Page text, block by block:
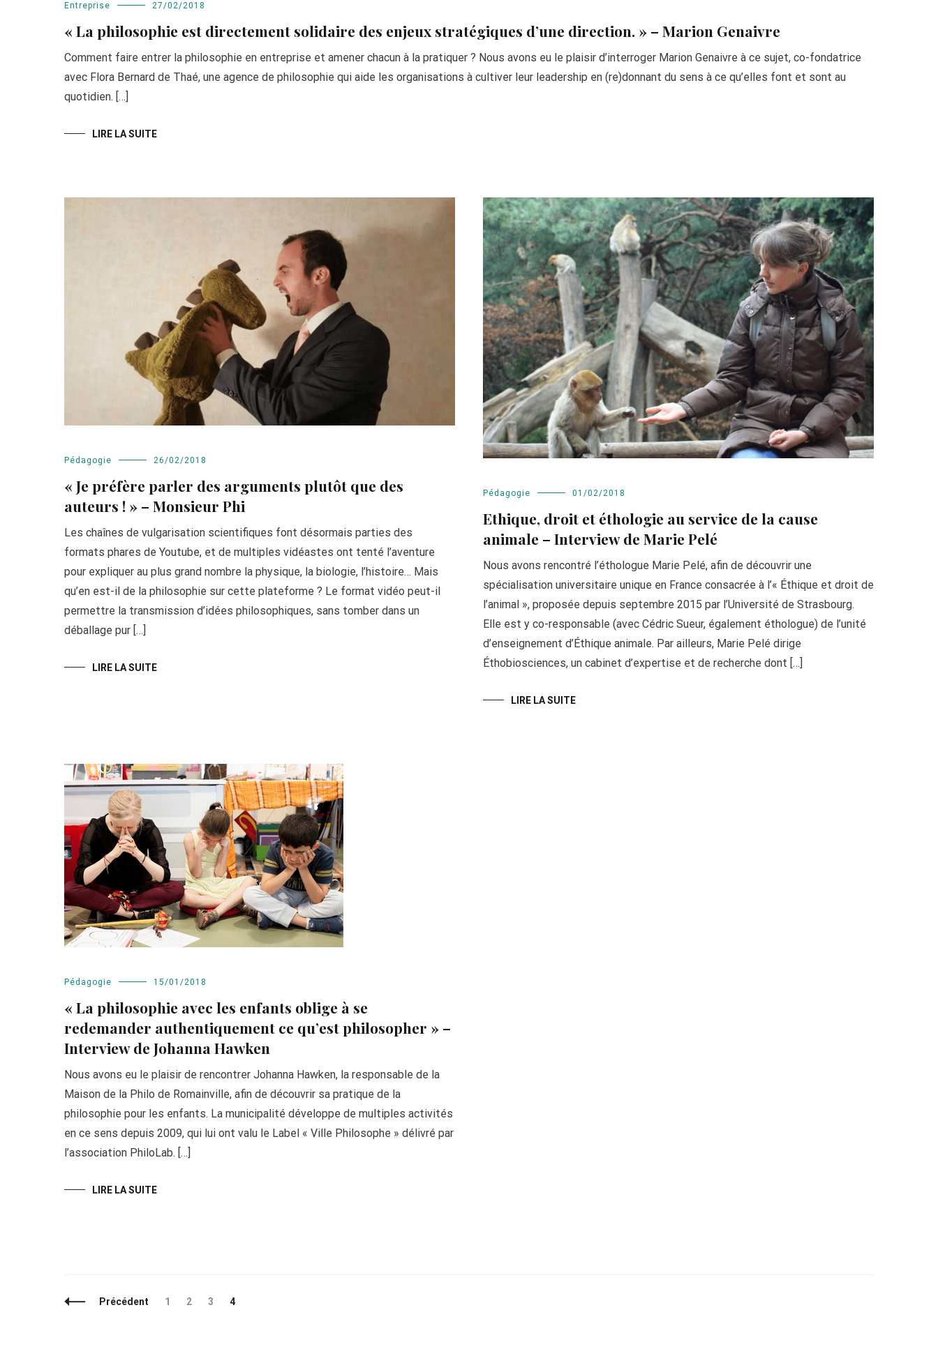
Entreprise 27/02/2018
« La philosophie est directement solidaire des enjeux stratégiques d’une direction. » – Marion Genaivre
Comment faire entrer la philosophie en entreprise et amener chacun à la pratiquer ? Nous avons eu le plaisir d’interroger Marion Genaivre à ce sujet, co-fondatrice
avec Flora Bernard de Thaé, une agence de philosophie qui aide les organisations à cultiver leur leadership en (re)donnant du sens à ce qu’elles font et sont au
quotidien. […]
LIRE LA SUITE
Pédagogie 26/02/2018
« Je préfère parler des arguments plutôt que des
auteurs ! » – Monsieur Phi
Les chaînes de vulgarisation scientifiques font désormais parties des
formats phares de Youtube, et de multiples vidéastes ont tenté l’aventure
pour expliquer au plus grand nombre la physique, la biologie, l’histoire… Mais
qu’en est-il de la philosophie sur cette plateforme ? Le format vidéo peut-il
permettre la transmission d’idées philosophiques, sans tomber dans un
déballage pur […]
LIRE LA SUITE
Pédagogie 01/02/2018
Ethique, droit et éthologie au service de la cause
animale – Interview de Marie Pelé
Nous avons rencontré l’éthologue Marie Pelé, afin de découvrir une
spécialisation universitaire unique en France consacrée à l’« Éthique et droit de
l’animal », proposée depuis septembre 2015 par l’Université de Strasbourg.
Elle est y co-responsable (avec Cédric Sueur, également éthologue) de l’unité
d’enseignement d’Éthique animale. Par ailleurs, Marie Pelé dirige
Éthobiosciences, un cabinet d’expertise et de recherche dont […]
LIRE LA SUITE
Pédagogie 15/01/2018
« La philosophie avec les enfants oblige à se
redemander authentiquement ce qu’est philosopher » –
Interview de Johanna Hawken
Nous avons eu le plaisir de rencontrer Johanna Hawken, la responsable de la
Maison de la Philo de Romainville, afin de découvrir sa pratique de la
philosophie pour les enfants. La municipalité développe de multiples activités
en ce sens depuis 2009, qui lui ont valu le Label « Ville Philosophe » délivré par
l’association PhiloLab. […]
LIRE LA SUITE
NavigationPrécédent Page
1 Page
2 Page
3 Page
4